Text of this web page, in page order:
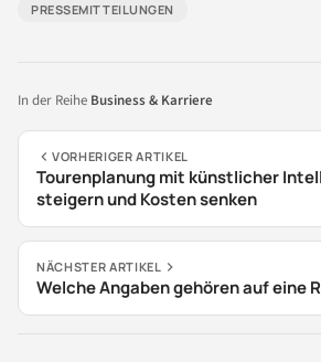
PRESSEMITTEILUNGEN
In der Reihe Business & Karriere
VORHERIGER ARTIKEL
Tourenplanung mit künstlicher
steigern und Kosten senken
NÄCHSTER ARTIKEL
Welche Angaben gehören auf eine